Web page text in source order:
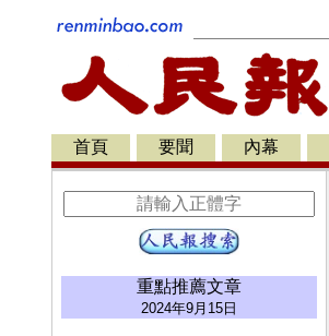
首頁 要聞 內幕
重點推薦文章
2024年9月15日